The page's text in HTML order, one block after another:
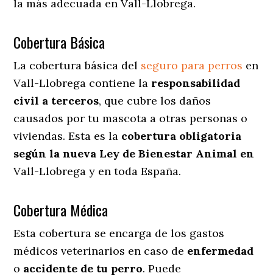
la más adecuada en Vall-Llobrega.
Cobertura Básica
La cobertura básica del seguro para perros en
Vall-Llobrega contiene la responsabilidad
civil a terceros, que cubre los daños
causados por tu mascota a otras personas o
viviendas. Esta es la cobertura obligatoria
según la nueva Ley de Bienestar Animal en
Vall-Llobrega y en toda España.
Cobertura Médica
Esta cobertura se encarga de los gastos
médicos veterinarios en caso de enfermedad
o accidente de tu perro. Puede